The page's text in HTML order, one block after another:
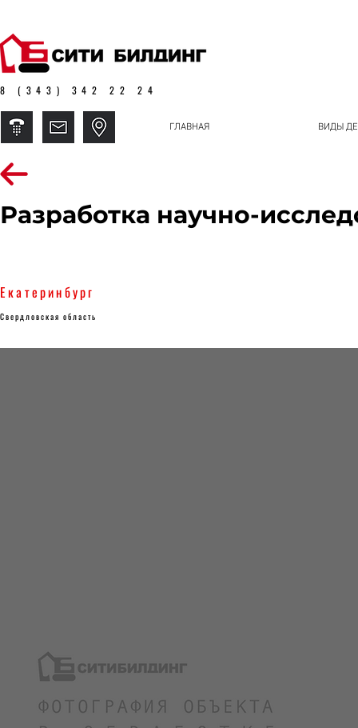
8 (343) 342 22 24
ГЛАВНАЯ ВИДЫ
Разработка научно-
Екатеринбург
Свердловская область